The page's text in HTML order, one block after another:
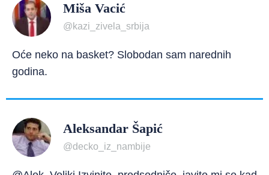
Miša Vacić
@kazi_zivela_srbija
Oće neko na basket? Slobodan sam narednih
godina.
Aleksandar Šapić
@decko_iz_nambije